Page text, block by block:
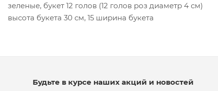
зеленые, букет 12 голов (12 голов роз диаметр 4 см)
высота букета 30 см, 15 ширина букета
Будьте в курсе наших акций и новостей